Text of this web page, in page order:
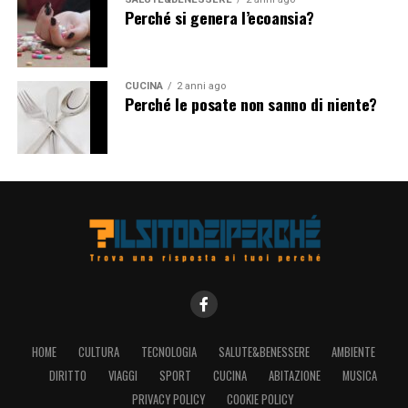
Perché si genera l’ecoansia?
CUCINA 2 anni ago
Perché le posate non sanno di niente?
HOME CULTURA TECNOLOGIA SALUTE&BENESSERE
AMBIENTE
DIRITTO
VIAGGI SPORT CUCINA ABITAZIONE
MUSICA
PRIVACY POLICY
COOKIE POLICY